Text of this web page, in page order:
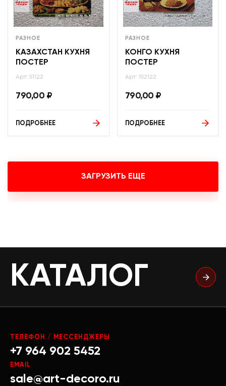
РАЗНОЕ
КАЗАХСТАН КУХНЯ
ПОСТЕР
Арт: 51122
790,00 ₽
ПОДРОБНЕЕ
РАЗНОЕ
КОНГО КУХНЯ
ПОСТЕР
Арт: 152122
790,00 ₽
ПОДРОБНЕЕ
ЗАГРУЗИТЬ ЕЩЕ
КАТАЛОГ
ТЕЛЕФОН / МЕССЕНДЖЕРЫ
+7 964 902 5452
EMAIL
sale@art-decoro.ru